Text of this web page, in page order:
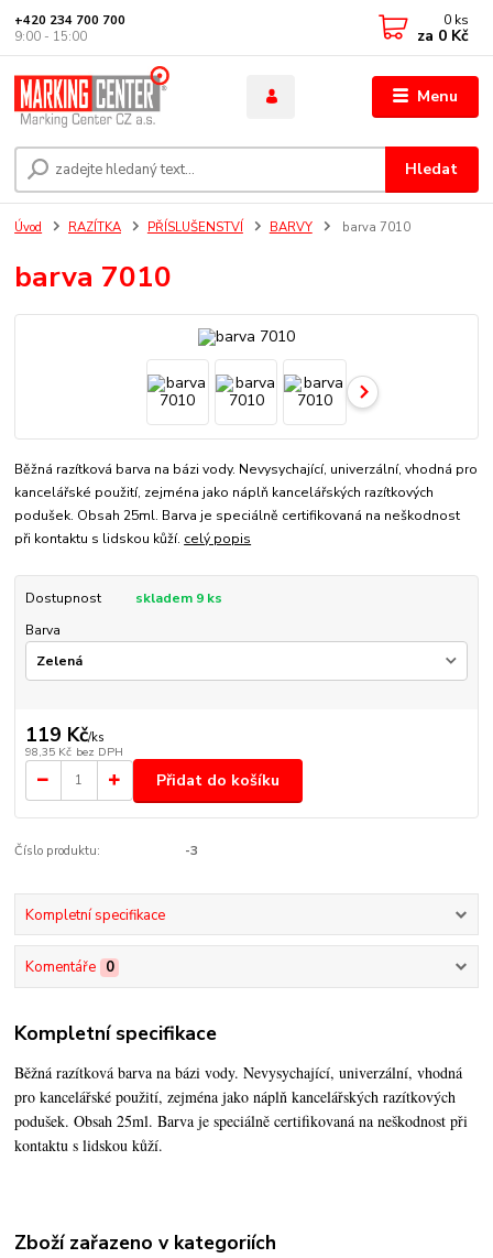
Menu
Hledat
+420 234 700 700
9:00 - 15:00
0 ks
za 0 Kč
Úvod RAZÍTKA PŘÍSLUŠENSTVÍ BARVY barva 7010
barva 7010
Běžná razítková barva na bázi vody. Nevysychající, univerzální, vhodná pro
kancelářské použití, zejména jako náplň kancelářských razítkových
podušek. Obsah 25ml. Barva je speciálně certifikovaná na neškodnost
při kontaktu s lidskou kůží. celý popis
Dostupnost
skladem 9 ks
Barva
119 Kč/ks
98,35 Kč bez DPH
Přidat do košíku
Číslo produktu: -3
Kompletní specifikace
Komentáře 0
Kompletní specifikace
Běžná razítková barva na bázi vody. Nevysychající, univerzální, vhodná
pro kancelářské použití, zejména jako náplň kancelářských razítkových
podušek. Obsah 25ml. Barva je speciálně certifikovaná na neškodnost při
kontaktu s lidskou kůží.
Zboží zařazeno v kategoriích